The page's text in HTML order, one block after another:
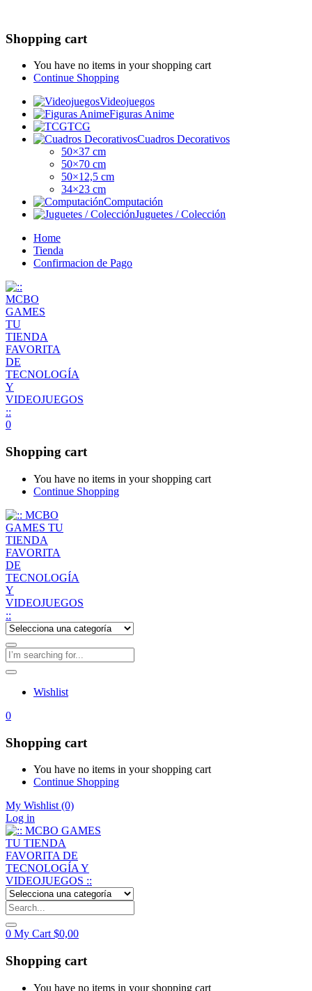
Shopping cart
You have no items in your shopping cart
Continue Shopping
Videojuegos
Figuras Anime
TCG
Cuadros Decorativos
50×37 cm
50×70 cm
50×12,5 cm
34×23 cm
Computación
Juguetes / Colección
Home
Tienda
Confirmacion de Pago
0
Shopping cart
You have no items in your shopping cart
Continue Shopping
Wishlist
0
Shopping cart
You have no items in your shopping cart
Continue Shopping
My Wishlist (0)
Log in
0 My Cart $0,00
Shopping cart
You have no items in your shopping cart